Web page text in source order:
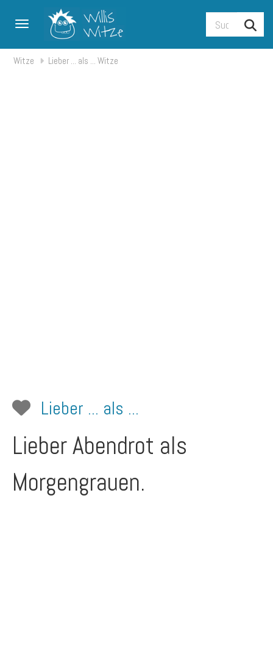
Toggle navigation
Witze Lieber ... als ... Witze
Lieber ... als ...
Lieber Abendrot als
Morgengrauen.